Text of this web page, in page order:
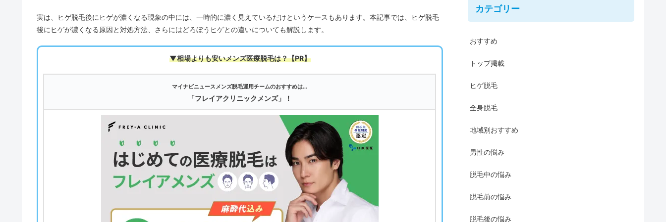
実は、ヒゲ脱毛後にヒゲが濃くなる現象の中には、一時的に濃く見えているだけというケースもあります。本記事では、ヒゲ脱毛
後にヒゲが濃くなる原因と対処方法、さらにはどろぼうヒゲとの違いについても解説します。
▼相場よりも安いメンズ医療脱毛は？【PR】
マイナビニュースメンズ脱毛運用チームのおすすめは…
「フレイアクリニックメンズ」！
カテゴリー
おすすめ
トップ掲載
ヒゲ脱毛
全身脱毛
地域別おすすめ
男性の悩み
脱毛中の悩み
脱毛前の悩み
脱毛後の悩み